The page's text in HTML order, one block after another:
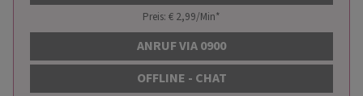
Preis: € 2,99/Min*
ANRUF VIA 0900
OFFLINE - CHAT